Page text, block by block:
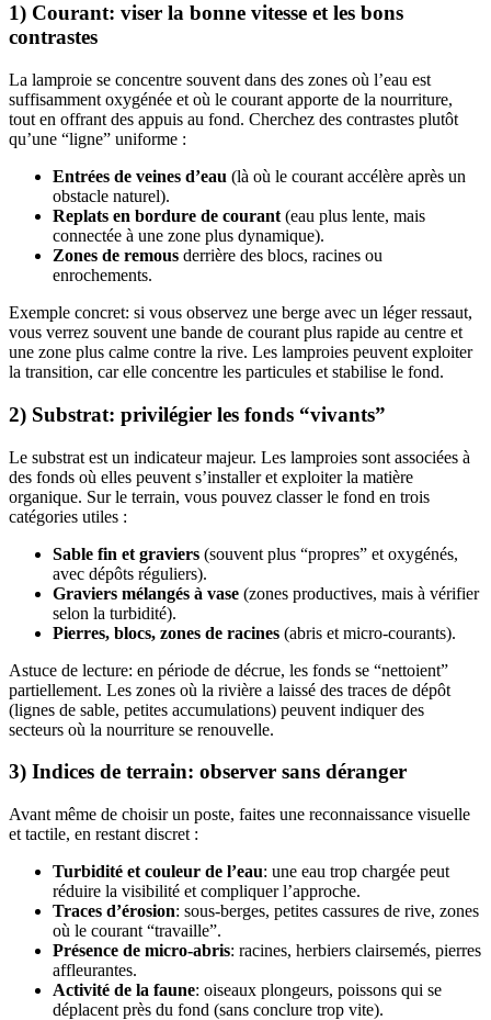
1) Courant: viser la bonne vitesse et les bons
contrastes
La lamproie se concentre souvent dans des zones où l’eau est
suffisamment oxygénée et où le courant apporte de la nourriture,
tout en offrant des appuis au fond. Cherchez des contrastes plutôt
qu’une “ligne” uniforme :
Entrées de veines d’eau (là où le courant accélère après un
obstacle naturel).
Replats en bordure de courant (eau plus lente, mais
connectée à une zone plus dynamique).
Zones de remous derrière des blocs, racines ou
enrochements.
Exemple concret: si vous observez une berge avec un léger ressaut,
vous verrez souvent une bande de courant plus rapide au centre et
une zone plus calme contre la rive. Les lamproies peuvent exploiter
la transition, car elle concentre les particules et stabilise le fond.
2) Substrat: privilégier les fonds “vivants”
Le substrat est un indicateur majeur. Les lamproies sont associées à
des fonds où elles peuvent s’installer et exploiter la matière
organique. Sur le terrain, vous pouvez classer le fond en trois
catégories utiles :
Sable fin et graviers (souvent plus “propres” et oxygénés,
avec dépôts réguliers).
Graviers mélangés à vase (zones productives, mais à vérifier
selon la turbidité).
Pierres, blocs, zones de racines (abris et micro-courants).
Astuce de lecture: en période de décrue, les fonds se “nettoient”
partiellement. Les zones où la rivière a laissé des traces de dépôt
(lignes de sable, petites accumulations) peuvent indiquer des
secteurs où la nourriture se renouvelle.
3) Indices de terrain: observer sans déranger
Avant même de choisir un poste, faites une reconnaissance visuelle
et tactile, en restant discret :
Turbidité et couleur de l’eau: une eau trop chargée peut
réduire la visibilité et compliquer l’approche.
Traces d’érosion: sous-berges, petites cassures de rive, zones
où le courant “travaille”.
Présence de micro-abris: racines, herbiers clairsemés, pierres
affleurantes.
Activité de la faune: oiseaux plongeurs, poissons qui se
déplacent près du fond (sans conclure trop vite).